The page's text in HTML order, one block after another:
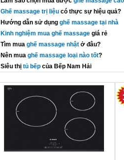
Ghế massage trị liệu có thực sự hiệu quả?
Hướng dẫn sử dụng ghế massage tại nhà
Kinh nghiệm mua ghế massage giá rẻ
Tìm mua ghế massage nhật ở đâu?
Nên mua ghế massage loại nào tốt?
Siêu thị tủ bếp của Bếp Nam Hải